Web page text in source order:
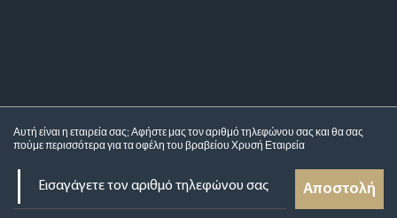
Αυτή είναι η εταιρεία σας; Αφήστε μας τον αριθμό τηλεφώνου σας και θα σας
πούμε περισσότερα για ταοφέλη του βραβείου Χρυσή Εταιρεία
Αποστολή